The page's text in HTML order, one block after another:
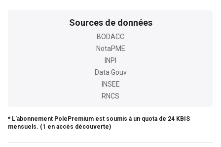
Sources de données
BODACC
NotaPME
INPI
Data Gouv
INSEE
RNCS
* L'abonnement PolePremium est soumis à un quota de 24 KBIS
mensuels. (1 en accès découverte)